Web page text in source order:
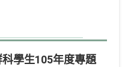
科學生105年度專題